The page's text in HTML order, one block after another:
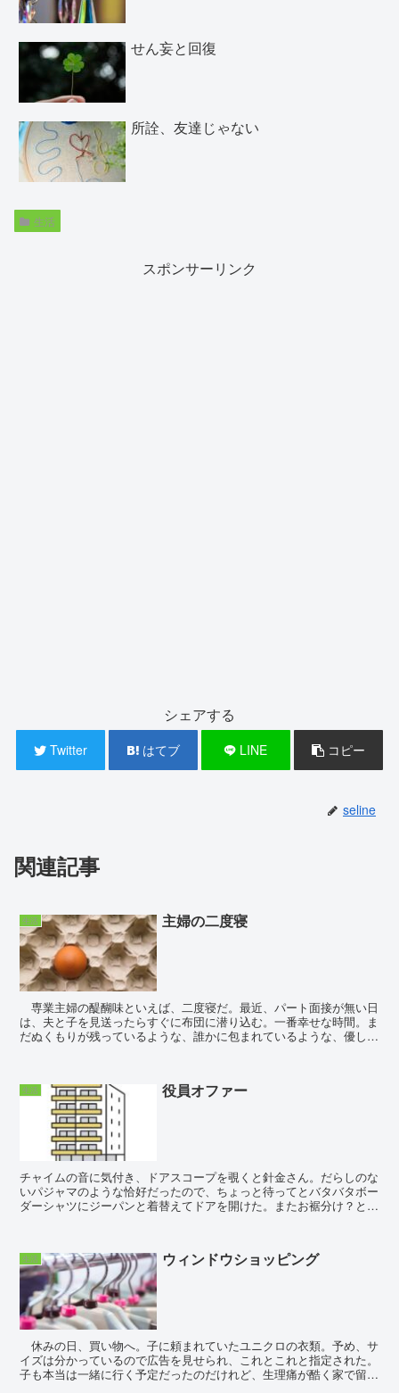
せん妄と回復
所詮、友達じゃない
生活
スポンサーリンク
シェアする
Twitter はてブ LINE コピー
seline
関連記事
生活 主婦の二度寝
専業主婦の醍醐味といえば、二度寝だ。最近、パート面接が無い日
は、夫と子を見送ったらすぐに布団に潜り込む。一番幸せな時間。ま
だぬくもりが残っているような、誰かに包まれているような、優しい
生活 役員オファー
チャイムの音に気付き、ドアスコープを覗くと針金さん。だらしのな
いパジャマのような恰好だったので、ちょっと待ってとバタバタボー
ダーシャツにジーパンと着替えてドアを開けた。またお裾分け？と思
生活 ウィンドウショッピング
休みの日、買い物へ。子に頼まれていたユニクロの衣類。予め、サ
イズは分かっているので広告を見せられ、これとこれと指定された。
子も本当は一緒に行く予定だったのだけれど、生理痛が酷く家で留守